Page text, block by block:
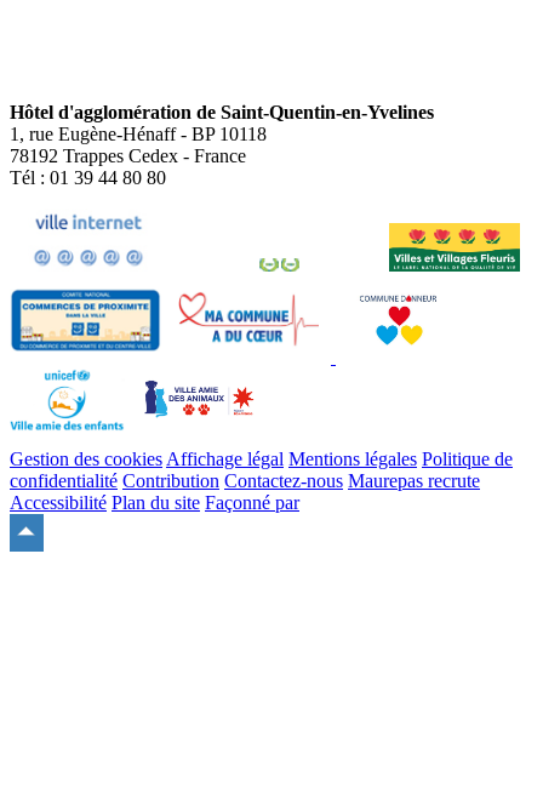
Hôtel d'agglomération de Saint-Quentin-en-Yvelines
1, rue Eugène-Hénaff - BP 10118
78192 Trappes Cedex - France
Tél : 01 39 44 80 80
Gestion des cookies Affichage légal Mentions légales Politique de
confidentialité Contribution Contactez-nous Maurepas recrute
Accessibilité Plan du site Façonné par